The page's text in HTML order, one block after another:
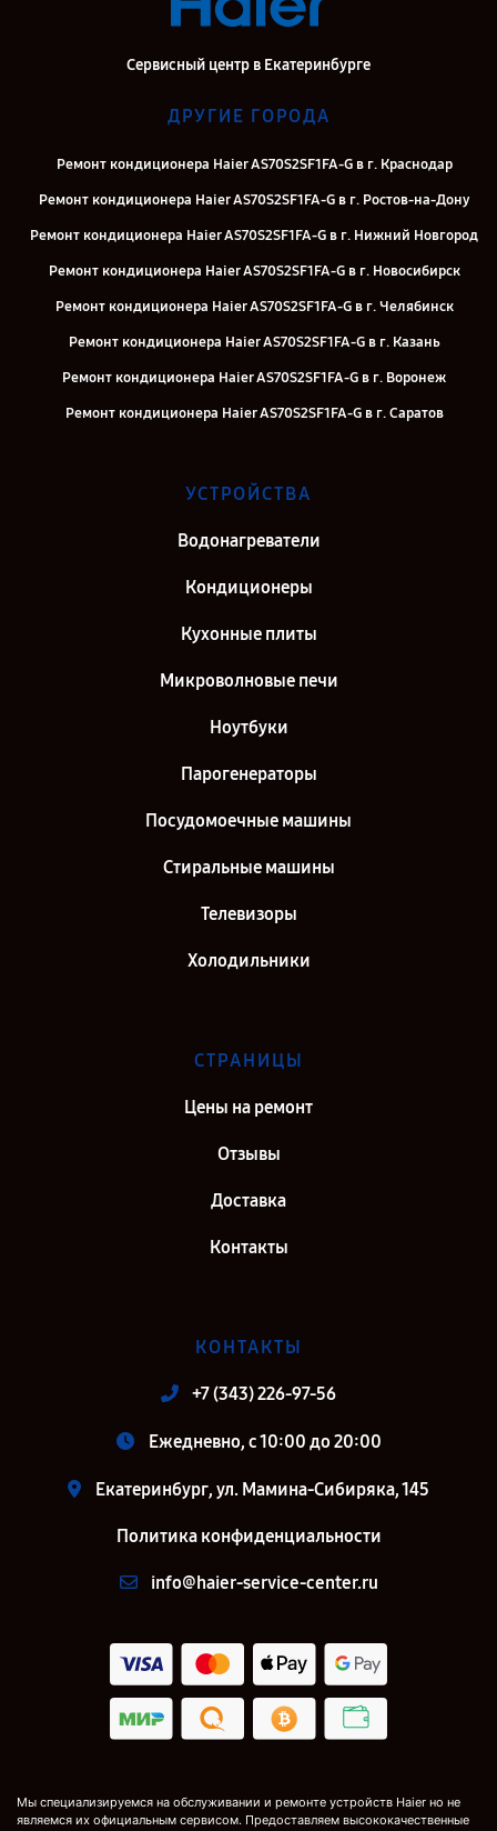
Сервисный центр в Екатеринбурге
ДРУГИЕ ГОРОДА
Ремонт кондиционера Haier AS70S2SF1FA-G в г. Краснодар
Ремонт кондиционера Haier AS70S2SF1FA-G в г. Ростов-на-Дону
Ремонт кондиционера Haier AS70S2SF1FA-G в г. Нижний Новгород
Ремонт кондиционера Haier AS70S2SF1FA-G в г. Новосибирск
Ремонт кондиционера Haier AS70S2SF1FA-G в г. Челябинск
Ремонт кондиционера Haier AS70S2SF1FA-G в г. Казань
Ремонт кондиционера Haier AS70S2SF1FA-G в г. Воронеж
Ремонт кондиционера Haier AS70S2SF1FA-G в г. Саратов
Ремонт кондиционера Haier AS70S2SF1FA-G в г. Киров
УСТРОЙСТВА
Водонагреватели
Кондиционеры
Кухонные плиты
Микроволновые печи
Ноутбуки
Парогенераторы
Посудомоечные машины
Стиральные машины
Телевизоры
Холодильники
СТРАНИЦЫ
Цены на ремонт
Отзывы
Доставка
Контакты
КОНТАКТЫ
+7 (343) 226-97-56
Ежедневно, с 10:00 до 20:00
Екатеринбург, ул. Мамина-Сибиряка, 145
Политика конфиденциальности
info@haier-service-center.ru
Мы специализируемся на обслуживании и ремонте устройств Haier но не
являемся их официальным сервисом. Предоставляем высококачественные